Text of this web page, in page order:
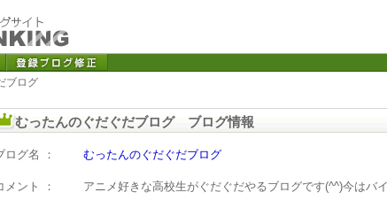
ブログ
むったんのぐだぐだブログ ブログ情報
ログ名 ： むったんのぐだぐだブログ
メント ： アニメ好きな高校生がぐだぐだやるブログです(^^)今はバ